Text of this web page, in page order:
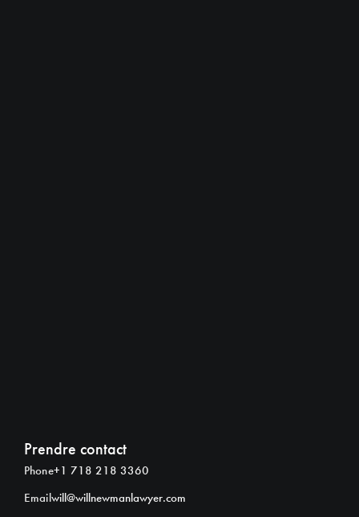
Prendre contact
Phone+1 718 218 3360
Emailwill@willnewmanlawyer.com